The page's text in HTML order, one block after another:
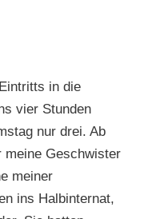
in die
vier Stunden
nur drei. Ab
meine Geschwister
meiner
ins Halbinternat,